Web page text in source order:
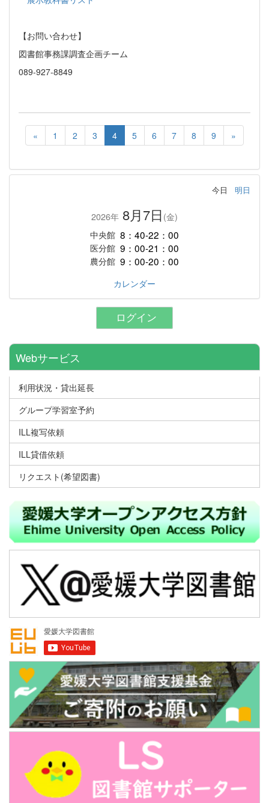
【お問い合わせ】
図書館事務課調査企画チーム
089-927-8849
« 1 2 3 4 5 6 7 8 9 »
今日 明日
2026年 8月7日 (金)
中央館 8：40-22：00
医分館 9：00-21：00
農分館 9：00-20：00
カレンダー
ログイン
Webサービス
利用状況・貸出延長
グループ学習室予約
ILL複写依頼
ILL貸借依頼
リクエスト(希望図書)